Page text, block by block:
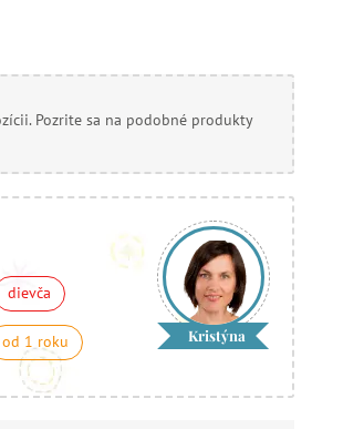
Pozrite sa na podobné produkty
dievča
od 1 roku Kristýna